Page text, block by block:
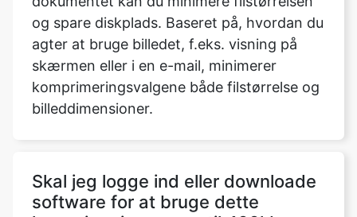
komprimeringsvalgene både filstørrelse og
billeddimensioner.
Skal jeg logge ind eller downloade
værktøj?
Nej, vores komprimeringsbillede til 1,2 mb